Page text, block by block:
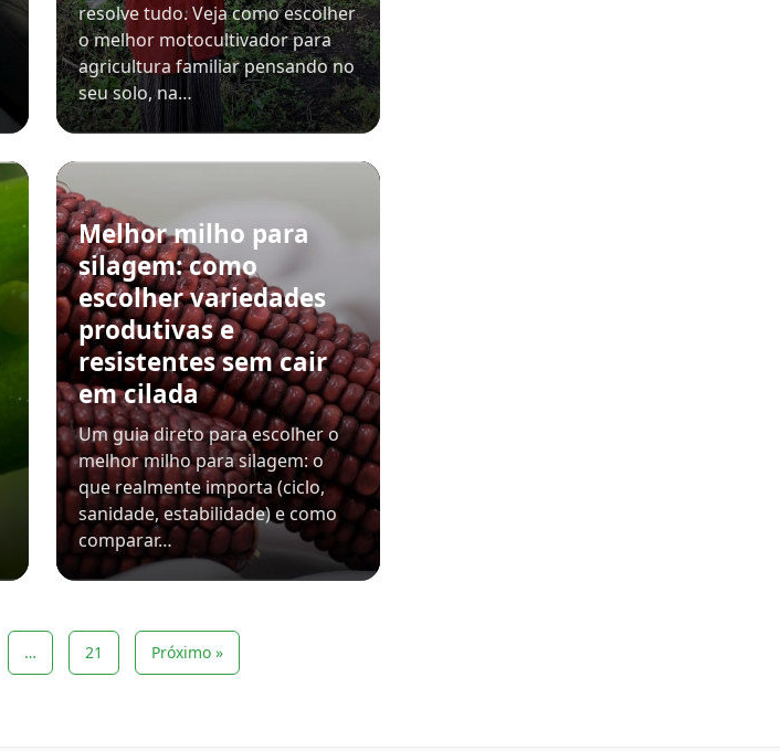
resolve tudo. Veja como escolher
o melhor motocultivador para
agricultura familiar pensando no
seu solo, na…
Melhor milho para
silagem: como
escolher variedades
produtivas e
resistentes sem cair
em cilada
Um guia direto para escolher o
melhor milho para silagem: o
que realmente importa (ciclo,
sanidade, estabilidade) e como
comparar…
… 21 Próximo »